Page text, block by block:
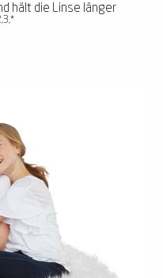
hält die Linse länger